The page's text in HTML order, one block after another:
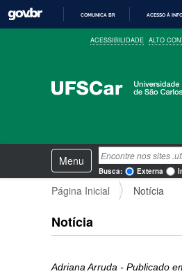
R
A
O
D
O
COMUNICA BR ACESSO À
ACESSIBILIDADE ALTO
Busca
Busca Avançada…
Busca: Externa
v
Toggle navigation
Página Inicial Notícia
Notícia
Adriana Arruda - Publicado